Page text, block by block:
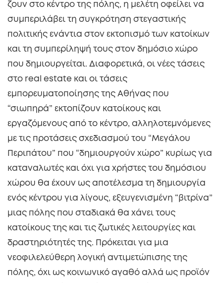
ζουν στο κέντρο της πόλης, η μελέτη οφείλει να
συμπεριλάβει τη συγκρότηση στεγαστικής
πολιτικής ενάντια στον εκτοπισμό των κατοίκων
και τη συμπερίληψή τους στον δημόσιο χώρο
που δημιουργείται. Διαφορετικά, οι νέες τάσεις
στο real estate και οι τάσεις
εμπορευματοποίησης της Αθήνας που
“σιωπηρά” εκτοπίζουν κατοίκους και
εργαζόμενους από το κέντρο, αλληλοτεμνόμενες
με τις προτάσεις σχεδιασμού του “Μεγάλου
Περιπάτου” που “δημιουργούν χώρο” κυρίως για
καταναλωτές και όχι για χρήστες του δημόσιου
χώρου θα έχουν ως αποτέλεσμα τη δημιουργία
ενός κέντρου για λίγους, εξευγενισμένη “βιτρίνα”
μιας πόλης που σταδιακά θα χάνει τους
κατοίκους της και τις ζωτικές λειτουργίες και
δραστηριότητές της. Πρόκειται για μια
νεοφιλελεύθερη λογική αντιμετώπισης της
πόλης, όχι ως κοινωνικό αγαθό αλλά ως προϊόν